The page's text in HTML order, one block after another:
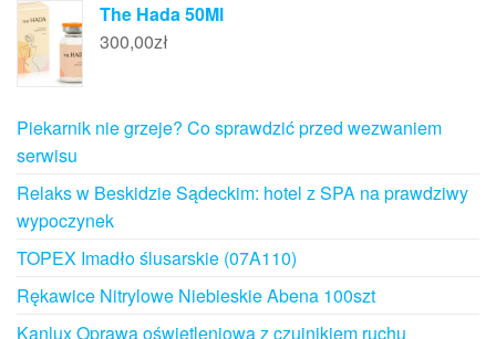
The Hada 50Ml
300,00zł
Piekarnik nie grzeje? Co sprawdzić przed wezwaniem
serwisu
Relaks w Beskidzie Sądeckim: hotel z SPA na prawdziwy
wypoczynek
TOPEX Imadło ślusarskie (07A110)
Rękawice Nitrylowe Niebieskie Abena 100szt
Kanlux Oprawa oświetleniowa z czujnikiem ruchu